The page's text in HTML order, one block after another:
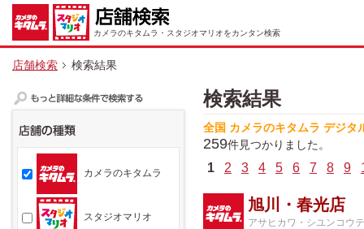
カメラのキタムラ・スタジオマリオをカンタン検索
店舗検索 検索結果
検索結果
全国 カメラのキタムラ デジタ
259件見つかりました。
1 2 3 4 5 6 7 8 9
旭川・春光店
アサヒカワ・シユンコウ
カメラのキタムラ
スタジオマリオ